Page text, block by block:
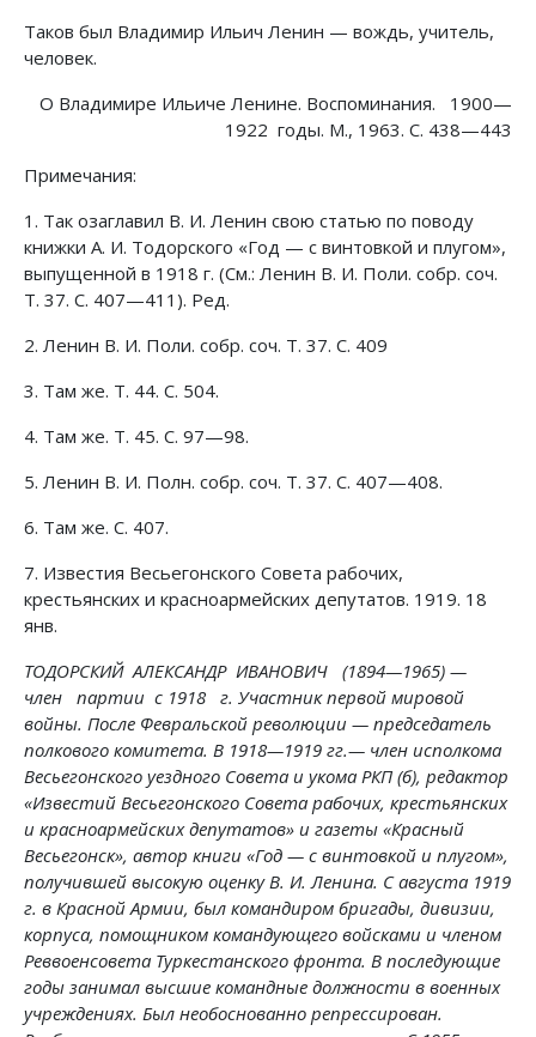
Таков был Владимир Ильич Ленин — вождь, учитель,
человек.
О Владимире Ильиче Ленине. Воспоминания. 1900—
1922 годы. М., 1963. С. 438—443
Примечания:
1. Так озаглавил В. И. Ленин свою статью по поводу
книжки А. И. Тодорского «Год — с винтовкой и плугом»,
выпущенной в 1918 г. (См.: Ленин В. И. Поли. собр. соч.
Т. 37. С. 407—411). Ред.
2. Ленин В. И. Поли. собр. соч. Т. 37. С. 409
3. Там же. Т. 44. С. 504.
4. Там же. Т. 45. С. 97—98.
5. Ленин В. И. Полн. собр. соч. Т. 37. С. 407—408.
6. Там же. С. 407.
7. Известия Весьегонского Совета рабочих,
крестьянских и красноармейских депутатов. 1919. 18
янв.
ТОДОРСКИЙ АЛЕКСАНДР ИВАНОВИЧ (1894—1965) —
член партии с 1918 г. Участник первой мировой
войны. После Февральской революции — председатель
полкового комитета. В 1918—1919 гг.— член исполкома
Весьегонского уездного Совета и укома РКП (б), редактор
«Известий Весьегонского Совета рабочих, крестьянских
и красноармейских депутатов» и газеты «Красный
Весьегонск», автор книги «Год — с винтовкой и плугом»,
получившей высокую оценку В. И. Ленина. С августа 1919
г. в Красной Армии, был командиром бригады, дивизии,
корпуса, помощником командующего войсками и членом
Реввоенсовета Туркестанского фронта. В последующие
годы занимал высшие командные должности в военных
учреждениях. Был необоснованно репрессирован.